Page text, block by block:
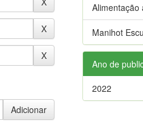
Alimentação
Manihot
Ano de
2022